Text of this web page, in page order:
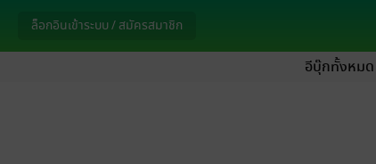
ล็อกอินเข้าระบบ / สมัครสมาชิก
อีบุ๊กทั้งหมด